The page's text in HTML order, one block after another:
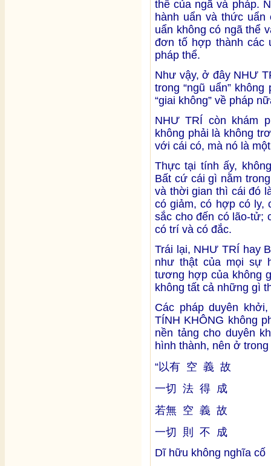
thể của ngã và pháp.
hành uẩn và thức uẩn
uẩn không có ngã thể
đơn tố hợp thành các
pháp thể.
Như vậy, ở đây NHƯ
trong “ngũ uẩn”
“giai không” về pháp
NHƯ TRÍ còn khám
không phải là không
với cái có, mà nó là
Thực tại tính ấy,
Bất cứ cái gì nằm
và thời gian thì cái đó
có giảm, có hợp có ly,
sắc cho đến có lão-tử;
có trí và có đắc.
Trái lại, NHƯ TRÍ hay
như thật của mọi sự
tương hợp của không
không tất cả những gì
Các pháp duyên
TÍNH KHÔNG không
nền tảng cho duyên
hình thành, nên ở
“以有 空 義 故
一切 法 得 成
若無 空 義 故
一切 則 不 成
Dĩ hữu không nghĩa cố